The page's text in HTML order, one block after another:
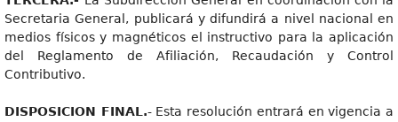
Secretaria General, publicará y difundirá a nivel nacional en
medios físicos y magnéticos el instructivo para la aplicación
del Reglamento de Afiliación, Recaudación y Control
Contributivo.
DISPOSICION FINAL.- Esta resolución entrará en vigencia a